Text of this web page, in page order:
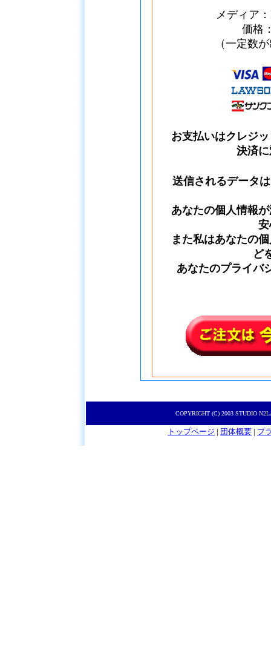
メディア
価格
（一定数
お支払いはクレジ
決済
送信されるデータ
あなたの個人情報
また私はあなたの
ど
あなたのプライバ
COPYRIGHT (C) 2003 STUDIO
トップページ | 団体概要 | プ